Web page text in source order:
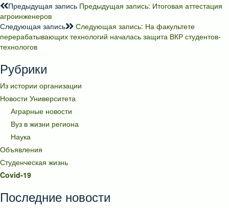
Предыдущая запись Предыдущая запись: Итоговая аттестация
агроинженеров
Следующая запись
Следующая запись: На факультете
перерабатывающих технологий началась защита ВКР студентов-
технологов
Рубрики
Из истории организации
Новости Университета
Аграрные новости
Вуз в жизни региона
Наука
Объявления
Студенческая жизнь
Covid-19
Последние новости